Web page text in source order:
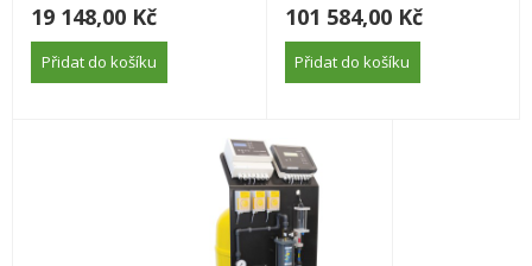
19 148,00 Kč
Přidat do košíku
101 584,00 Kč
Přidat do košíku